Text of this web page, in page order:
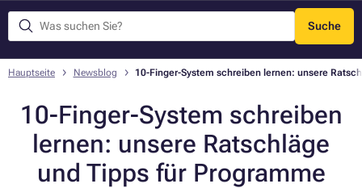
Suche
Menü
Hauptseite Newsblog 10-Finger-System schreiben lernen: unsere
10-Finger-System schreiben
lernen: unsere Ratschläge
und Tipps für Programme